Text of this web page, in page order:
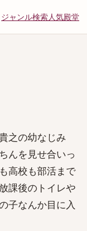
ジャンル検索人気殿堂
之の幼なじみ
んを見せ合いっ
高校も部活まで
課後のトイレや
子なんか目に入